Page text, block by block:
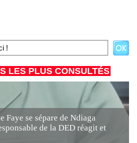
LES PLUS CONSULTÉS
Faye se sépare de Ndiaga
de la DED réagit et